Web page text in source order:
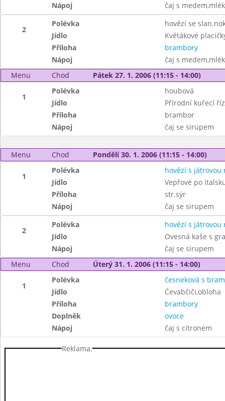
Nápoj
čaj s
2
Polévka
hovězí se
Jídlo
Květákové
Příloha
brambory
Nápoj
čaj s
Menu
Chod Pátek 27. 1. 2006 (11:15 - 14:00)
1
Polévka
houbová
Jídlo
Přírodní kuřecí
Příloha
brambor
Nápoj
čaj se sirupem
Menu Chod Pondělí 30. 1. 2006 (11:15 - 14:00)
1
Polévka
hovězí s játrovou
Jídlo
Vepřové po
Příloha
str.sýr
Nápoj
čaj se sirupem
2
Polévka
hovězí s játrovou
Jídlo
Ovesná kaše s
Nápoj
čaj se sirupem
Menu
Chod Úterý 31. 1. 2006 (11:15 - 14:00)
1
Polévka
česneková s
Jídlo
Ćevabčiči,obloha
Příloha
brambory
Doplněk
ovoce
Nápoj
čaj s citronem
Reklama: